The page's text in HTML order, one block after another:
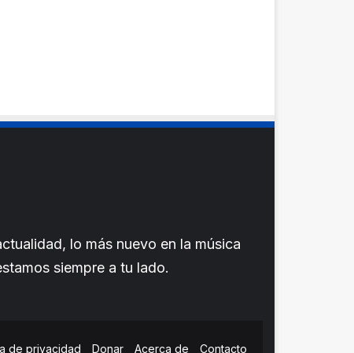
lo más nuevo en la música
siempre a tu lado.
de privacidad Donar Acerca de Contacto